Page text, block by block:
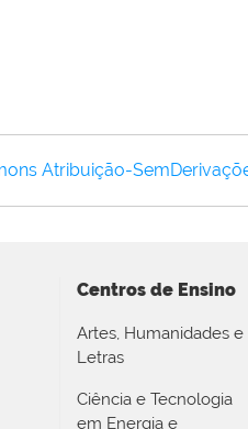
Atribuição-
Centros de Ensino
Artes, Humanidades e
Letras
Ciência e Tecnologia
em Energia e